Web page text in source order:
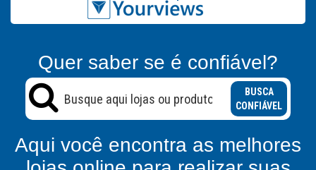
Quer saber se é confiável?
BUSCA
CONFIÁVEL
Aqui você encontra as melhores